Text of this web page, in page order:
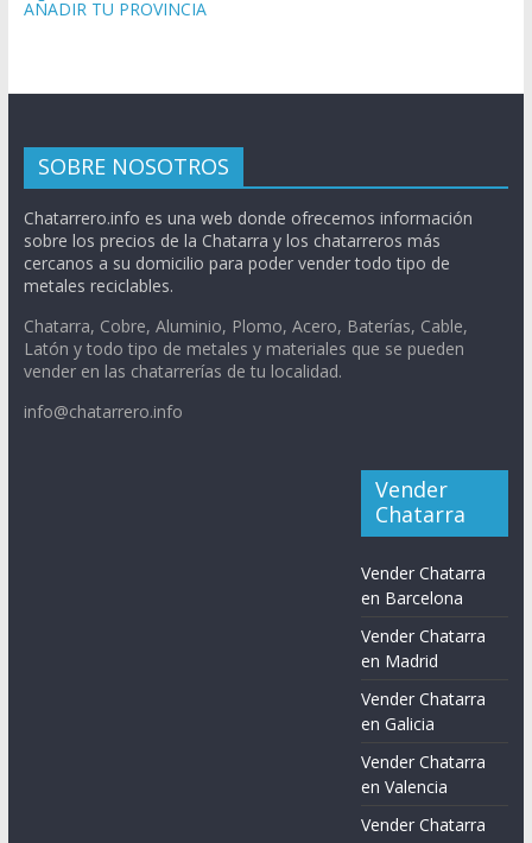
AÑADIR TU PROVINCIA
SOBRE NOSOTROS
Chatarrero.info es una web donde ofrecemos información
sobre los precios de la Chatarra y los chatarreros más
cercanos a su domicilio para poder vender todo tipo de
metales reciclables.
Chatarra, Cobre, Aluminio, Plomo, Acero, Baterías, Cable,
Latón y todo tipo de metales y materiales que se pueden
vender en las chatarrerías de tu localidad.
info@chatarrero.info
Vender
Chatarra
Vender Chatarra
en Barcelona
Vender Chatarra
en Madrid
Vender Chatarra
en Galicia
Vender Chatarra
en Valencia
Vender Chatarra